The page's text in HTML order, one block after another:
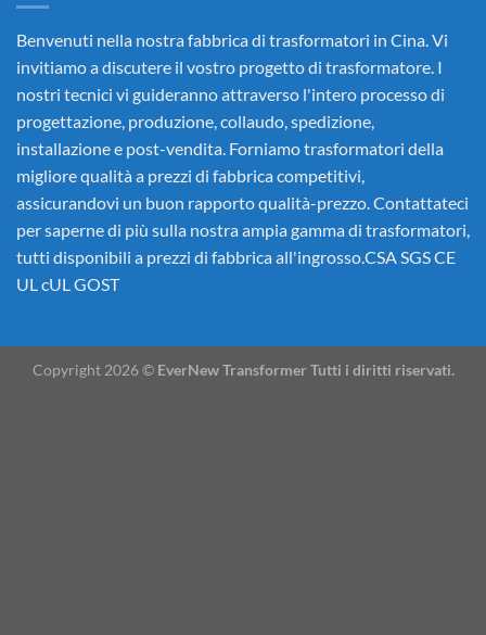
Benvenuti nella nostra fabbrica di trasformatori in Cina. Vi
invitiamo a discutere il vostro progetto di trasformatore. I
nostri tecnici vi guideranno attraverso l'intero processo di
progettazione, produzione, collaudo, spedizione,
installazione e post-vendita. Forniamo trasformatori della
migliore qualità a prezzi di fabbrica competitivi,
assicurandovi un buon rapporto qualità-prezzo. Contattateci
per saperne di più sulla nostra ampia gamma di trasformatori,
tutti disponibili a prezzi di fabbrica all'ingrosso.CSA SGS CE
UL cUL GOST
Copyright 2026 © EverNew Transformer Tutti i diritti riservati.